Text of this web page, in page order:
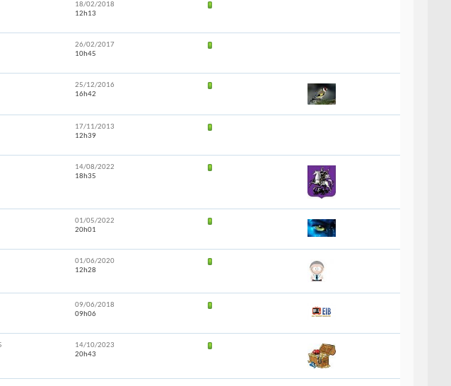
18/02/2018
12h13
26/02/2017
10h45
25/12/2016
16h42
17/11/2013
12h39
14/08/2022
18h35
01/05/2022
20h01
01/06/2020
12h28
09/06/2018
09h06
14/10/2023
20h43